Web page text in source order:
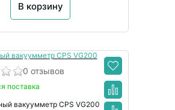
В корзину
0 отзывов
поставка
вакуумметр CPS VG200